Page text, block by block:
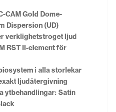
CAM Gold Dome-
Dispersion (UD)
verklighetstroget ljud
RST II-element för
i alla storlekar
ljudåtergivning
ytbehandlingar: Satin